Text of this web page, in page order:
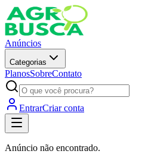
Anúncios
Categorias
PlanosSobreContato
EntrarCriar conta
Anúncio não encontrado.